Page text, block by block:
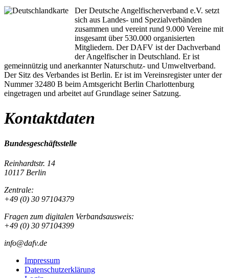
Der Deutsche Angelfischerverband e.V. setzt
sich aus Landes- und Spezialverbänden
zusammen und vereint rund 9.000 Vereine mit
insgesamt über 530.000 organisierten
Mitgliedern. Der DAFV ist der Dachverband
der Angelfischer in Deutschland. Er ist
gemeinnützig und anerkannter Naturschutz- und Umweltverband.
Der Sitz des Verbandes ist Berlin. Er ist im Vereinsregister unter der
Nummer 32480 B beim Amtsgericht Berlin Charlottenburg
eingetragen und arbeitet auf Grundlage seiner Satzung.
Kontaktdaten
Bundesgeschäftsstelle
Reinhardtstr. 14
10117 Berlin
Zentrale:
+49 (0) 30 97104379
Fragen zum digitalen Verbandsausweis:
+49 (0) 30 97104399
info@dafv.de
Impressum
Datenschutzerklärung